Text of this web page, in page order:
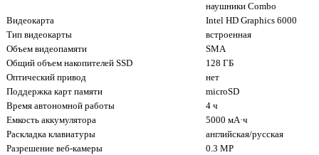
наушники Combo
Видеокарта
Intel HD Graphics 6000
Тип видеокарты
встроенная
Объем видеопамяти
SMA
Общий объем накопителей SSD
128 ГБ
Оптический привод
нет
Поддержка карт памяти
microSD
Время автономной работы
4 ч
Емкость аккумулятора
5000 мА·ч
Раскладка клавиатуры
английская/русская
Разрешение веб-камеры
0.3 MP